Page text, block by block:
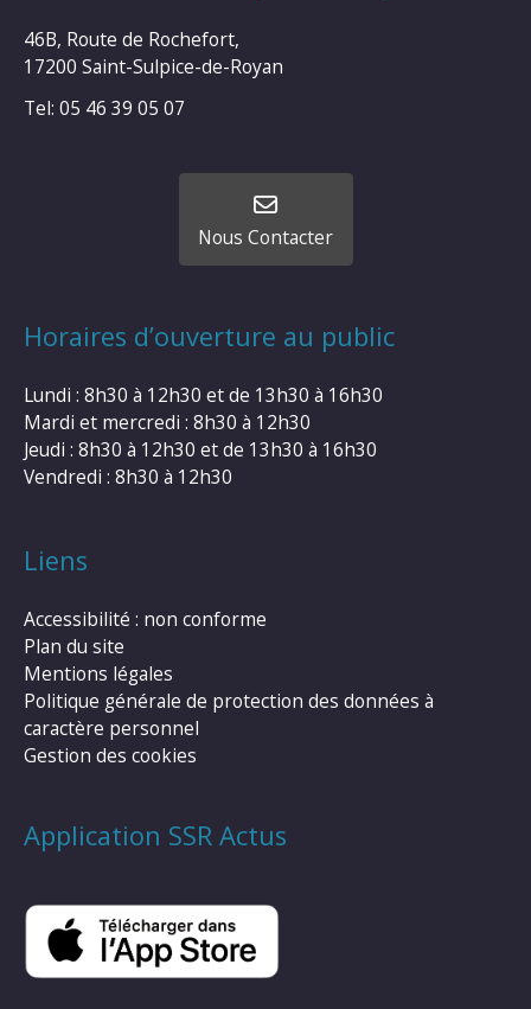
46B, Route de Rochefort,
17200 Saint-Sulpice-de-Royan
Tel: 05 46 39 05 07
Nous Contacter
Horaires d’ouverture au public
Lundi : 8h30 à 12h30 et de 13h30 à 16h30
Mardi et mercredi : 8h30 à 12h30
Jeudi : 8h30 à 12h30 et de 13h30 à 16h30
Vendredi : 8h30 à 12h30
Liens
Accessibilité : non conforme
Plan du site
Mentions légales
Politique générale de protection des données à
caractère personnel
Gestion des cookies
Application SSR Actus